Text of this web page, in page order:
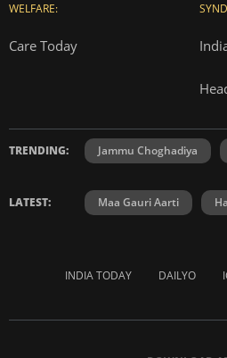
WELFARE:
Care Today
TRENDING: Jammu Choghadiya
LATEST: Maa Gauri Aarti
INDIA TODAY DAILYO